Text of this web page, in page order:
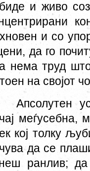
и живо
и со
да го
нема труд
на својот
Апсолутен
меѓусебна,
кој толку
да се
ранлив;